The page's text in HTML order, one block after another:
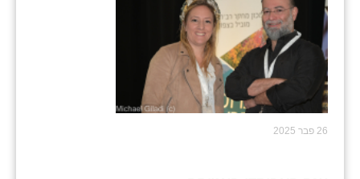
26 פבר 2025